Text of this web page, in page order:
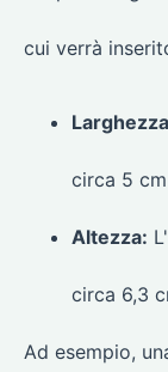
cui verrà
circa 5
Altezza:
circa 6,3
Ad esempio,